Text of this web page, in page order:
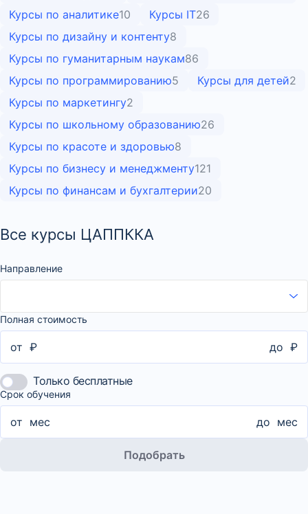
Курсы по аналитике10 Курсы IT26
Курсы по дизайну и контенту8
Курсы по гуманитарным наукам86
Курсы по программированию5 Курсы для детей2
Курсы по маркетингу2
Курсы по школьному образованию26
Курсы по красоте и здоровью8
Курсы по бизнесу и менеджменту121
Курсы по финансам и бухгалтерии20
Все курсы ЦАППККА
Направление
Полная стоимость
от ₽ до ₽
Только бесплатные
Срок обучения
от мес до мес
Подобрать